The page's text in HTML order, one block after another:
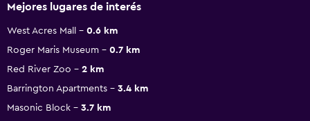
Mejores lugares de interés
West Acres Mall
0.6 km
Roger Maris Museum
0.7 km
Red River Zoo
2 km
Barrington Apartments
3.4 km
Masonic Block
3.7 km